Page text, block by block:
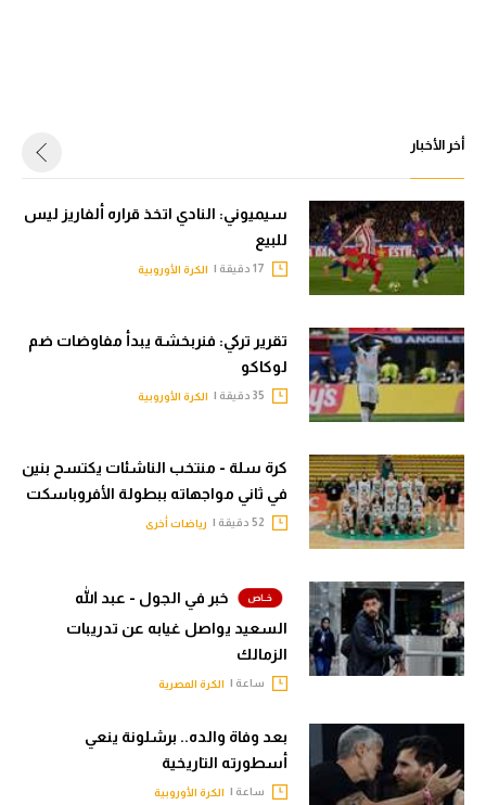
أخر الأخبار
سيميوني: النادي اتخذ قراره ألفاريز ليس
للبيع
الكرة الأوروبية
تقرير تركي: فنربخشة يبدأ مفاوضات ضم
لوكاكو
الكرة الأوروبية
كرة سلة - منتخب الناشئات يكتسح بنين
في ثاني مواجهاته ببطولة الأفروباسكت
رياضات أخرى
خبر في الجول - عبد الله
السعيد يواصل غيابه عن تدريبات
الزمالك
ساعة | الكرة المصرية
بعد وفاة والده.. برشلونة ينعي
أسطورته التاريخية
ساعة | الكرة الأوروبية